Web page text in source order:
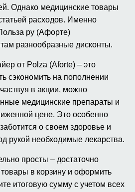
Однако медицинские товары
расходов. Именно
ру (Афорте)
разнообразные дисконты.
от Polza (Aforte) – это
сэкономить на пополнении
в акции, можно
медицинские препараты и
цене. Это особенно
о своем здоровье и
рукой необходимые лекарства.
просты – достаточно
в корзину и оформить
итоговую сумму с учетом всех